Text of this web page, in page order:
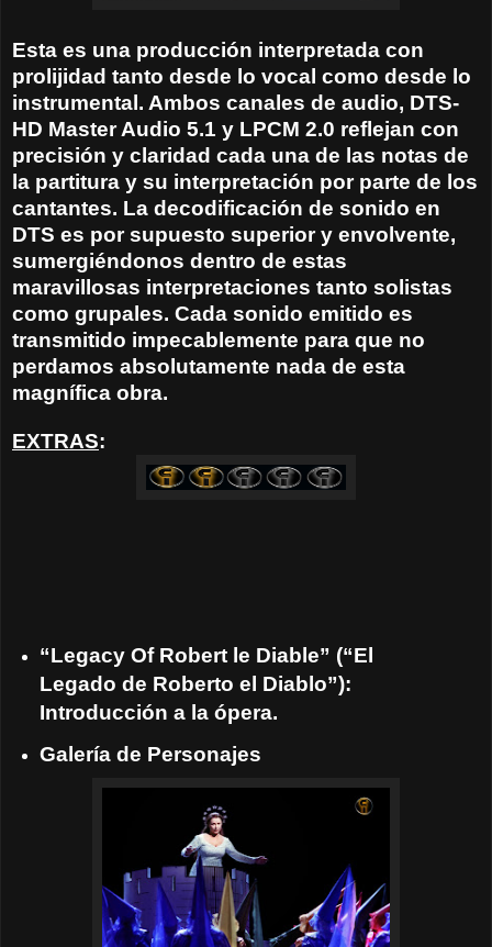
Esta es una producción interpretada con
prolijidad tanto desde lo vocal como desde lo
instrumental. Ambos canales de audio, DTS-
HD Master Audio 5.1 y LPCM 2.0 reflejan con
precisión y claridad cada una de las notas de
la partitura y su interpretación por parte de los
cantantes. La decodificación de sonido en
DTS es por supuesto superior y envolvente,
sumergiéndonos dentro de estas
maravillosas interpretaciones tanto solistas
como grupales. Cada sonido emitido es
transmitido impecablemente para que no
perdamos absolutamente nada de esta
magnífica obra.
EXTRAS:
“Legacy Of Robert le Diable” (“El
Legado de Roberto el Diablo”):
Introducción a la ópera.
Galería de Personajes